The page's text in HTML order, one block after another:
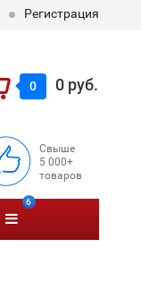
Регистрация
0 0 руб.
Свыше
5 000+
товаров
6